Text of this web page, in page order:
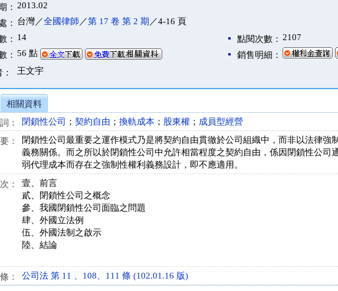
： 2013.02
： 台灣／全國律師 ／第 17 卷 第 2 期 ／4-16 頁
14 點閱次數： 2107
： 56 點
銷售明細：
王文宇
相關資料
：
閉鎖性公司 ； 契約自由 ； 換軌成本 ； 股東權 ； 成員型經營
：
閉鎖性公司最重要之運作模式乃是將契約自由貫徹於公司組織中，而非以法律強
義務關係。而之所以於閉鎖性公司中允許相當程度之契約自由，係因閉鎖性公司
弱代理成本而存在之強制性權利義務設計，即不應適用。
：
壹、前言
貳、閉鎖性公司之概念
參、我國閉鎖性公司面臨之問題
肆、外國立法例
伍、外國法制之啟示
陸、結論
： 公司法 第 11 、108、111 條 (102.01.16 版)